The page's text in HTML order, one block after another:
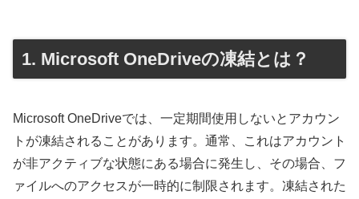
1. Microsoft OneDriveの凍結とは？
Microsoft OneDriveでは、一定期間使用しないとアカウン
トが凍結されることがあります。通常、これはアカウント
が非アクティブな状態にある場合に発生し、その場合、フ
ァイルへのアクセスが一時的に制限されます。凍結された